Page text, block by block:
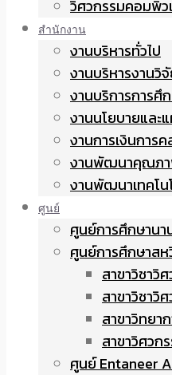
วิศวกรรมคอมพิว
สำนักงาน
งานบริหารทั่วไป
งานบริหารงานวิ
งานบริการการศึ
งานนโยบายและ
งานการเงินการ
งานพัฒนาคุณภ
งานพัฒนาเทคโน
ศูนย์
ศูนย์การศึกษานา
ศูนย์การศึกษาสห
สาขาวิชา
สาขาวิชาวิ
สาขาวิทยา
สาขาวิศวก
ศูนย์ Entaneer